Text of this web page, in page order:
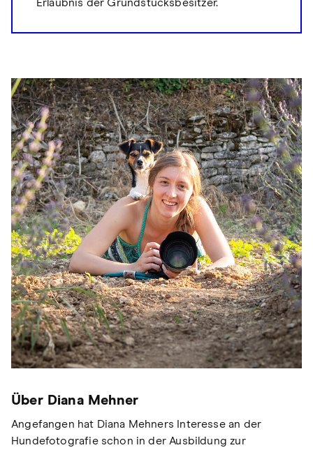
Erlaubnis der Grundstücksbesitzer.
Über Diana Mehner
Angefangen hat Diana Mehners Interesse an der
Hundefotografie schon in der Ausbildung zur